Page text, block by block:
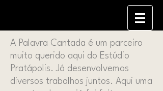
A Palavra Cantada é um parceiro
muito querido aqui do Estúdio
Pratápolis. Já desenvolvemos
diversos trabalhos juntos. Aqui uma